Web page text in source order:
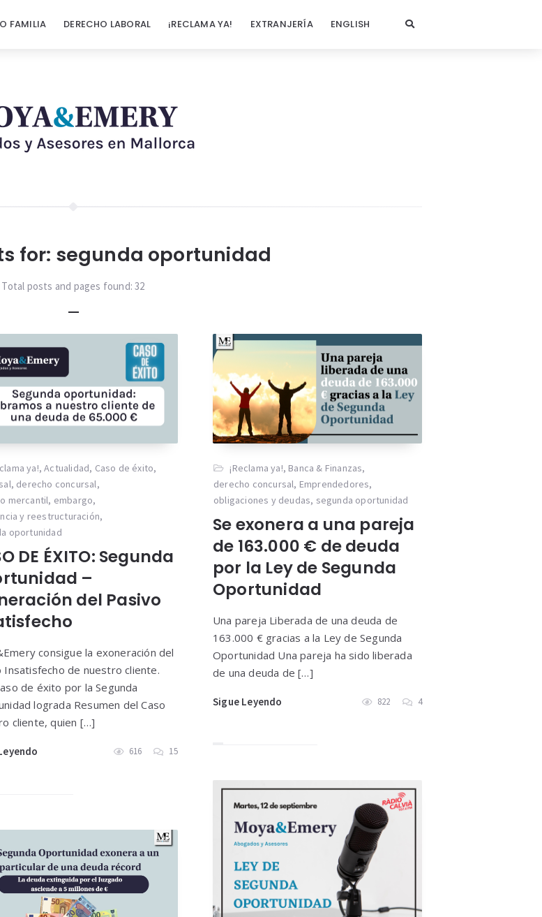
FAMILIA DERECHO LABORAL ¡RECLAMA YA! EXTRANJERÍA ENGLISH
for: segunda oportunidad
Total posts and pages found: 32
ya!,Actualidad, Caso de éxito,
, derecho concursal,
mercantil, embargo,
y reestructuración,
oportunidad
DE ÉXITO: Segunda
–
del Pasivo
consigue la exoneración del
Insatisfecho de nuestro cliente.
de éxito por la Segunda
lograda Resumen del Caso
cliente, quien […]
616 15
¡Reclama ya!, Banca & Finanzas,
derecho concursal, Emprendedores,
obligaciones y deudas, segunda oportunidad
Se exonera a una pareja
de 163.000 € de deuda
por la Ley de Segunda
Oportunidad
Una pareja Liberada de una deuda de
163.000 € gracias a la Ley de Segunda
Oportunidad Una pareja ha sido liberada
de una deuda de […]
Sigue Leyendo 822 4